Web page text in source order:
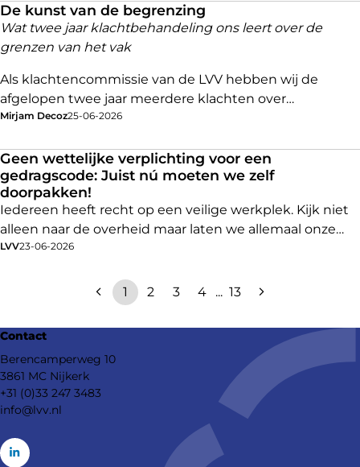
van de opleidingen zélf en niet op de opleiders.
Daarover krijgen we soms vragen en daarom besteden
we in deze bijdrage aandacht aan de achtergrond
De kunst van de begrenzing
Wat twee jaar klachtbehandeling ons leert over de
grenzen van het vak
Als klachtencommissie van de LVV hebben wij de
afgelopen twee jaar meerdere klachten over
vertrouwenspersonen behandeld. Uiteraard zijn niet
onjuist beeld van de functie en taken van de
vertrouwenspersoon.
Mirjam Decoz25-06-2026
Geen wettelijke verplichting voor een
gedragscode: Juist nú moeten we zelf
doorpakken!
Iedereen heeft recht op een veilige werkplek. Kijk niet
alleen naar de overheid maar laten we allemaal onze
verantwoordelijkheid nemen. Wij als LVV leveren daar
LVV23-06-2026
1 2 3 4 ... 13
Contact
Berencamperweg 10
3861 MC Nijkerk
+31 (0)33 247 3483
info@lvv.nl